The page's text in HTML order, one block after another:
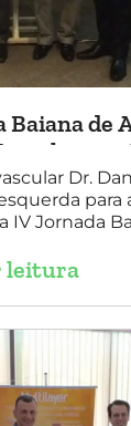
Baiana de
em
Dr.
para
IV Jornada
Na foto
Bahia.
leitura